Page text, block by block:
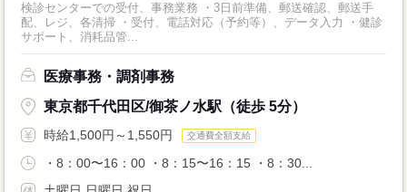
検診センターでの受付、事務業務 ・3日前準備、郵送確認、郵送手
配、レジ、各清掃 ・受付、電話対応（予約等）、データ入力 ・健診
サポート、消耗品管...
医療事務・調剤事務
東京都千代田区/御茶ノ水駅（徒歩 5分）
時給1,500円～1,550円 交通費全額支給
・8：00〜16：00 ・8：15〜16：15 ・8：30...